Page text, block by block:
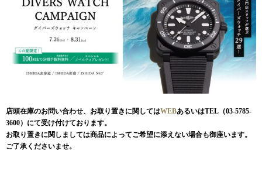
店頭在庫のお問い合わせ、お取り置きに関してはWEBあるいはTEL（03-5785-
3600）にて受け付けております。
お取り置きに関しましては商品によってご希望に添えない場合も御座います。
ご了承くださいませ。